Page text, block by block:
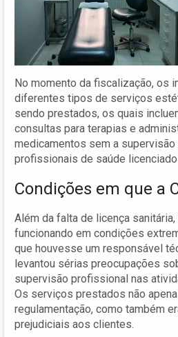
No momento da fiscalização, os
diferentes tipos de serviços
sendo prestados, os quais
consultas para terapias e
medicamentos sem a supervisão
profissionais de saúde
Condições em que a
Além da falta de licença
funcionando em condições
que houvesse um responsável
levantou sérias preocupações
supervisão profissional nas
Os serviços prestados não
regulamentação, como também
prejudiciais aos clientes.